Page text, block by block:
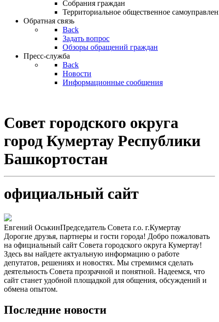
Собрания граждан
Территориальное общественное
Обратная связь
Back
Задать вопрос
Обзоры обращений граждан
Пресс-служба
Back
Новости
Информационные сообщения
Совет городского округа
город Кумертау Республики
Башкортостан
официальный сайт
Евгений ОськинПредседатель Совета г.о. г.Кумертау
Дорогие друзья, партнеры и гости города! Добро пожаловать
на официальный сайт Совета городского округа Кумертау!
Здесь вы найдете актуальную информацию о работе
депутатов, решениях и новостях. Мы стремимся сделать
деятельность Совета прозрачной и понятной. Надеемся, что
сайт станет удобной площадкой для общения, обсуждений и
обмена опытом.
Последние новости